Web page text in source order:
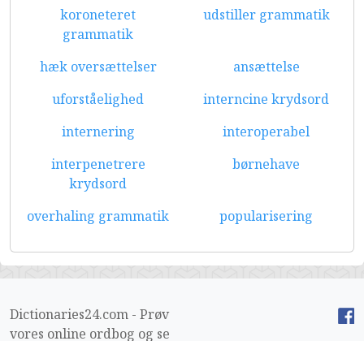
koroneteret
grammatik
udstiller grammatik
hæk oversættelser
ansættelse
uforståelighed
interncine krydsord
internering
interoperabel
interpenetrere
krydsord
børnehave
overhaling grammatik popularisering
Dictionaries24.com - Prøv
vores online ordbog og se